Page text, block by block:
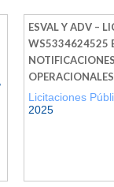
ESVAL Y ADV –
WS5334624525
Licitaciones
2025